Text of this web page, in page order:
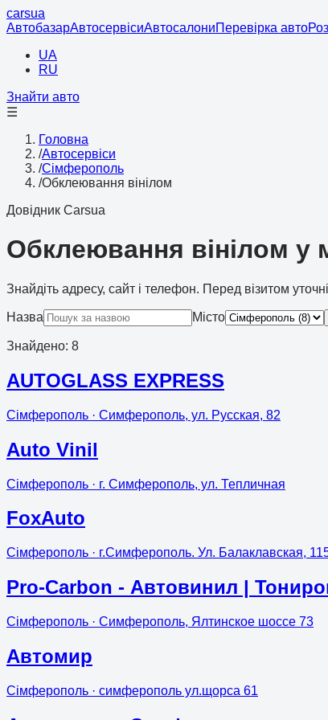
carsua
АвтобазарАвтосервісиАвтосалониПеревірка авто
UA
RU
Знайти авто
☰
Головна
/Автосервіси
/Сімферополь
/Обклеювання вінілом
Довідник Carsua
Обклеювання вінілом у
Знайдіть адресу, сайт і телефон. Перед візитом
Назва Місто
Знайдено: 8
AUTOGLASS EXPRESS
Сімферополь · Симферополь, ул. Русская, 82
Auto Vinil
Сімферополь · г. Симферополь, ул. Тепличная
FoxAuto
Сімферополь · г.Симферополь. Ул. Балаклавская,
Pro-Carbon - Автовинил |
Сімферополь · Симферополь, Ялтинское шоссе 73
Автомир
Сімферополь · симферополь ул.щорса 61